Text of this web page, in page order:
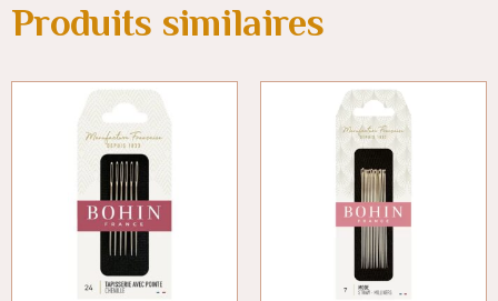
Produits similaires